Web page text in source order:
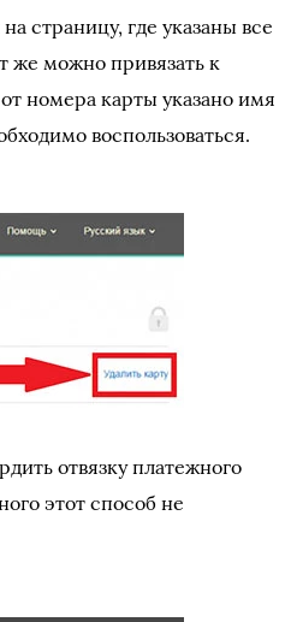
страницу, где указаны все
же можно привязать к
номера карты указано имя
воспользоваться.
отвязку платежного
этот способ не